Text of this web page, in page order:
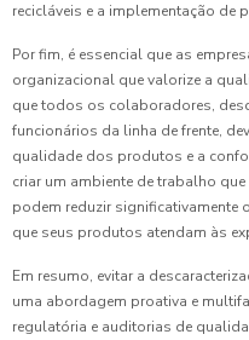
recicláveis e a implementação
Por fim, é essencial que as
organizacional que valorize a
que todos os colaboradores,
funcionários da linha de frente,
qualidade dos produtos e a
criar um ambiente de trabalho
podem reduzir significativamente
que seus produtos atendam às
Em resumo, evitar a
uma abordagem proativa e
regulatória e auditorias de